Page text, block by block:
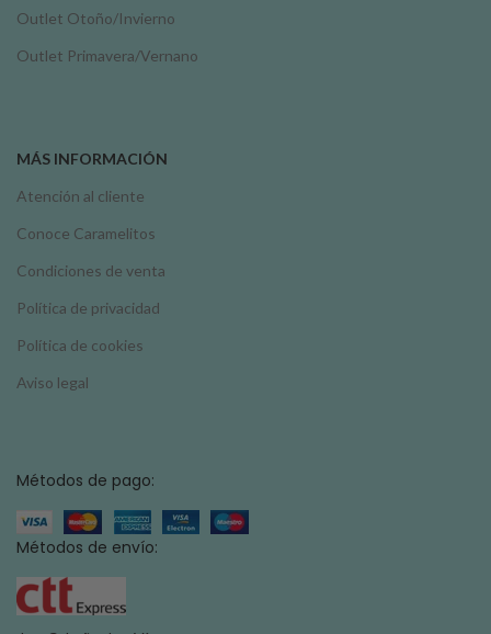
Outlet Otoño/Invierno
Outlet Primavera/Vernano
MÁS INFORMACIÓN
Atención al cliente
Conoce Caramelitos
Condiciones de venta
Política de privacidad
Política de cookies
Aviso legal
Métodos de pago:
Métodos de envío: